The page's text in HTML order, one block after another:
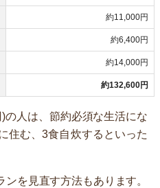
約11,000円
約6,400円
約14,000円
約132,600円
の人は、節約必須な生活にな
住む、3食自炊するといった
を見直す方法もあります。